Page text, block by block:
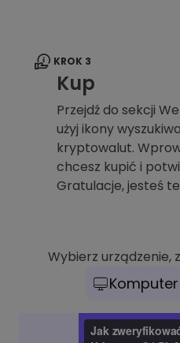
KROK 3
Kup
Przejdź do sekcji
użyj ikony
kryptowalut.
chcesz kupić i
Gratulacje, jesteś
Wybierz urządzenie,
Komputer